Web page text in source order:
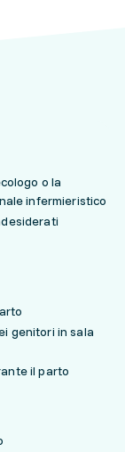
o la
infermieristico
genitori in sala
il parto